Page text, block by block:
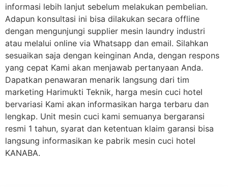
informasi lebih lanjut sebelum melakukan pembelian.
Adapun konsultasi ini bisa dilakukan secara offline
dengan mengunjungi supplier mesin laundry industri
atau melalui online via Whatsapp dan email. Silahkan
sesuaikan saja dengan keinginan Anda, dengan respons
yang cepat Kami akan menjawab pertanyaan Anda.
Dapatkan penawaran menarik langsung dari tim
marketing Harimukti Teknik, harga mesin cuci hotel
bervariasi Kami akan informasikan harga terbaru dan
lengkap. Unit mesin cuci kami semuanya bergaransi
resmi 1 tahun, syarat dan ketentuan klaim garansi bisa
langsung informasikan ke pabrik mesin cuci hotel
KANABA.